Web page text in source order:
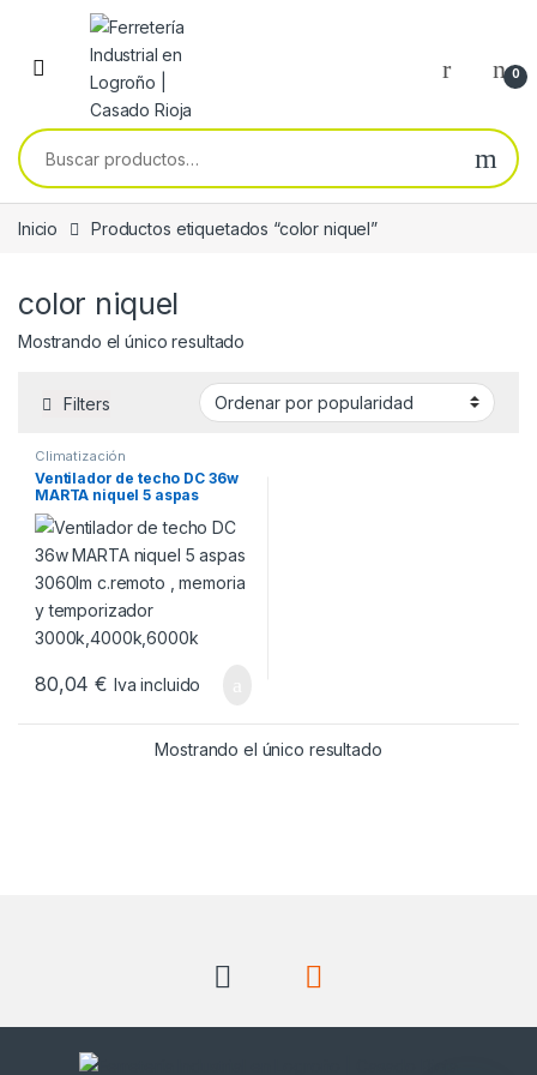
Skip to navigation
Skip to content
0
Buscar por:
Inicio Productos etiquetados “color niquel”
color niquel
Mostrando el único resultado
Filters
Climatización
Ventilador de techo DC 36w
MARTA niquel 5 aspas
3060lm c.remoto , memoria
y temporizador
3000k,4000k,6000k
80,04€ Iva incluido
Mostrando el único resultado